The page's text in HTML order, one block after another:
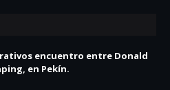
encuentro entre Donald
en Pekín.